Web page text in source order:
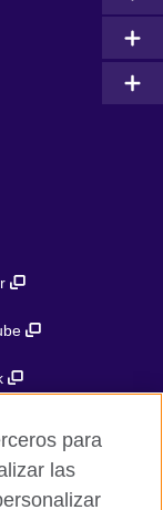
para
las